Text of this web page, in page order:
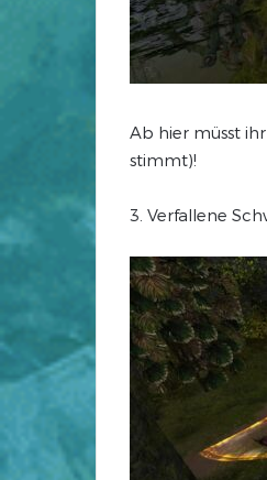
Ab hier müsst
stimmt)!
3. Verfallene